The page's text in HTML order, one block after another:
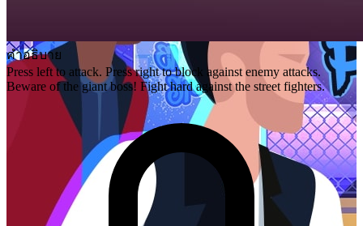
คำอธิบาย
Press left to attack. Press right to block against enemy attacks.
Beware of the giant boss! Fight hard against the street fighters.